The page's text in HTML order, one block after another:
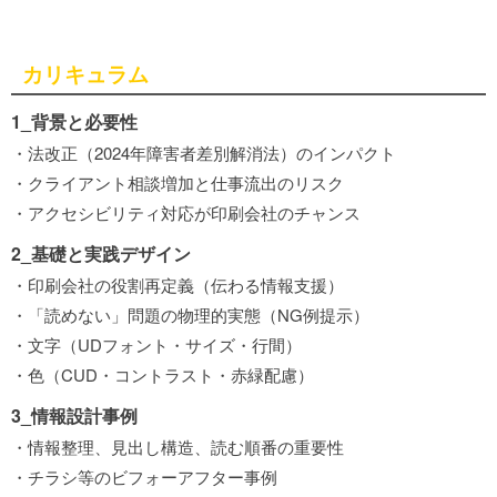
カリキュラム
1_背景と必要性
・法改正（2024年障害者差別解消法）のインパクト
・クライアント相談増加と仕事流出のリスク
・アクセシビリティ対応が印刷会社のチャンス
2_基礎と実践デザイン
・印刷会社の役割再定義（伝わる情報支援）
・「読めない」問題の物理的実態（NG例提示）
・文字（UDフォント・サイズ・行間）
・色（CUD・コントラスト・赤緑配慮）
3_情報設計事例
・情報整理、見出し構造、読む順番の重要性
・チラシ等のビフォーアフター事例